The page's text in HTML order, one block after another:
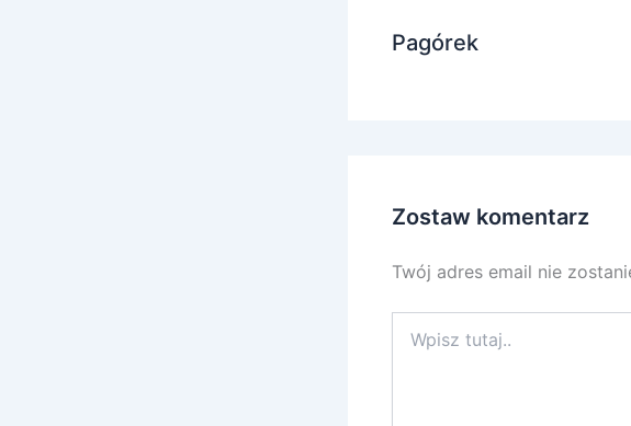
Pagórek
Zostaw komentarz
Twój adres email nie
tutaj..